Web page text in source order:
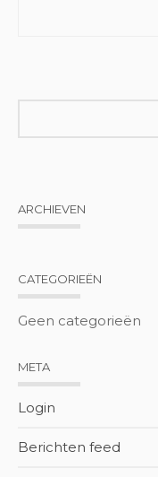
ARCHIEVEN
CATEGORIEËN
Geen categorieën
META
Login
Berichten feed